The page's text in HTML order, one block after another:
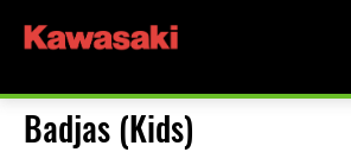
Badjas (Kids)